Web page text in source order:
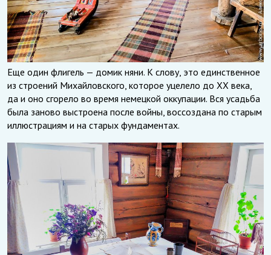
Еще один флигель — домик няни. К слову, это единственное
из строений Михайловского, которое уцелело до XX века,
да и оно сгорело во время немецкой оккупации. Вся усадьба
была заново выстроена после войны, воссоздана по старым
иллюстрациям и на старых фундаментах.